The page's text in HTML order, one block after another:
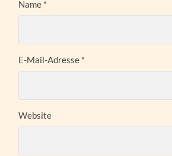
Name *
E-Mail-Adresse *
Website